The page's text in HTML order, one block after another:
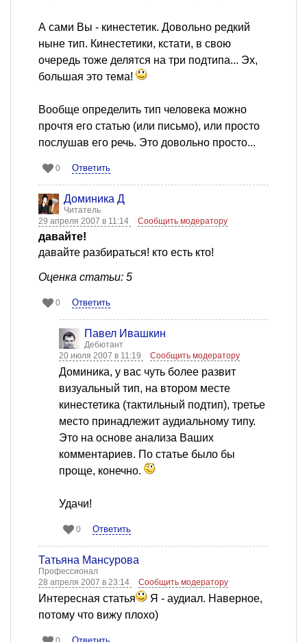
А сами Вы - кинестетик. Довольно редкий
ныне тип. Кинестетики, кстати, в свою
очередь тоже делятся на три подтипа... Эх,
большая это тема!
Вообще определить тип человека можно
прочтя его статью (или письмо), или просто
послушав его речь. Это довольно просто...
0 Ответить
Доминика Д
Читатель
29 апреля 2007 в 11:14
Сообщить модератору
давайте!
давайте разбираться! кто есть кто!
Оценка статьи: 5
0 Ответить
Павел Ивашкин
Дебютант
20 июля 2007 в 11:19
Сообщить модератору
Доминика, у вас чуть более развит
визуальный тип, на втором месте
кинестетика (тактильный подтип), третье
место принадлежит аудиальному типу.
Это на основе анализа Ваших
комментариев. По статье было бы
проще, конечно.
Удачи!
0 Ответить
Татьяна Мансурова
Профессионал
28 апреля 2007 в 23:14
Сообщить модератору
Интересная статья
Я - аудиал. Наверное,
потому что вижу плохо)